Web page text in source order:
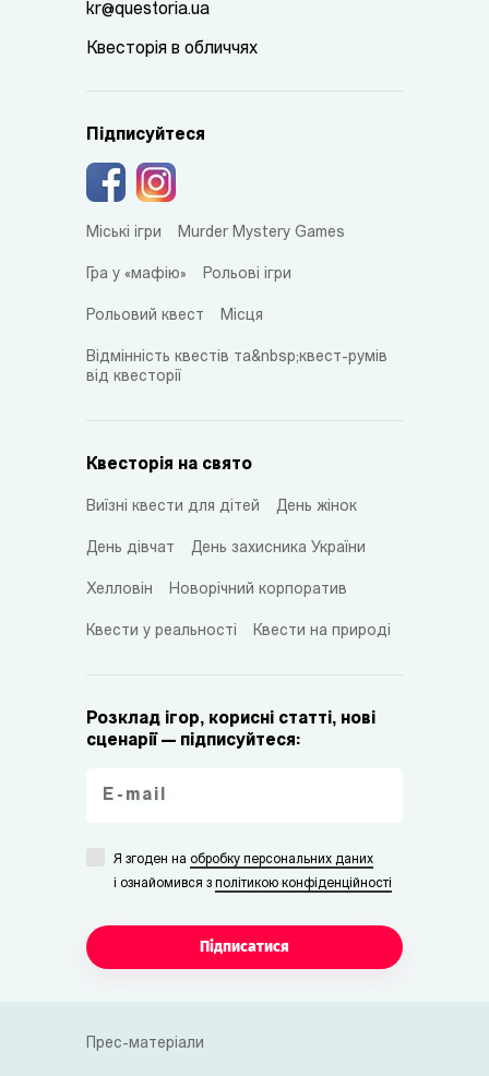
kr@questoria.ua
Квесторія в обличчях
Підписуйтеся
Міські ігри Murder Mystery Games
Гра у «мафію» Рольові ігри
Рольовий квест Місця
Відмінність квестів та&nbsp;квест-румів
від квесторії
Квесторія на свято
Виїзні квести для дітей День жінок
День дівчат День захисника України
Хелловін Новорічний корпоратив
Квести у реальності Квести на природі
Розклад ігор, корисні статті, нові
сценарії — підписуйтеся:
Я згоден на обробку персональних даних
i ознайомився з політикою конфіденційності
Підписатися
Прес-матеріали